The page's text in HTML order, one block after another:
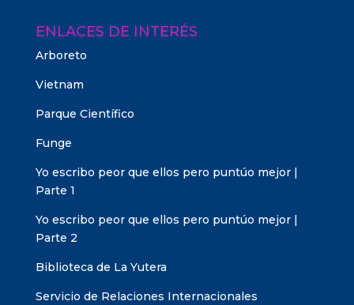
ENLACES DE INTERÉS
Arboreto
Vietnam
Parque Científico
Funge
Yo escribo peor que ellos pero puntúo mejor |
Parte 1
Yo escribo peor que ellos pero puntúo mejor |
Parte 2
Biblioteca de La Yutera
Servicio de Relaciones Internacionales